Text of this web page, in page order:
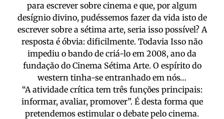
para escrever sobre cinema e que, por algum
desígnio divino, pudéssemos fazer da vida isto de
escrever sobre a sétima arte, seria isso possível? A
resposta é óbvia: dificilmente. Todavia Isso não
impediu o bando de criá-lo em 2008, ano da
fundação do Cinema Sétima Arte. O espírito do
western tinha-se entranhado em nós…
“A atividade crítica tem três funções principais:
informar, avaliar, promover”. É desta forma que
pretendemos estimular o debate pelo cinema.